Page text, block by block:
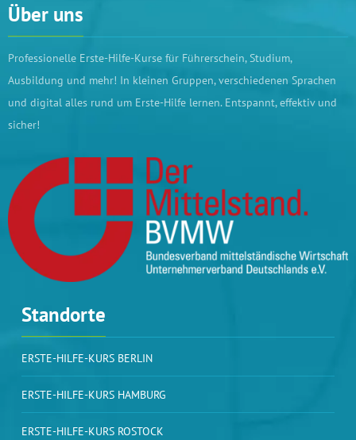
Über uns
Professionelle Erste-Hilfe-Kurse für Führerschein, Studium,
Ausbildung und mehr! In kleinen Gruppen, verschiedenen Sprachen
und digital alles rund um Erste-Hilfe lernen. Entspannt, effektiv und
sicher!
Standorte
ERSTE-HILFE-KURS BERLIN
ERSTE-HILFE-KURS HAMBURG
ERSTE-HILFE-KURS ROSTOCK